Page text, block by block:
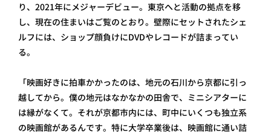
り、2021年にメジャーデビュー。東京へと活動の拠点を移
し、現在の住まいはご覧のとおり。壁際にセットされたシェ
ルフには、ショップ顔負けにDVDやレコードが詰まってい
る。
「映画好きに拍車かかったのは、地元の石川から京都に引っ
越してから。僕の地元はなかなかの田舎で、ミニシアターに
は縁がなくて。それが京都市内には、町中にいくつも独立系
の映画館があるんです。特に大学卒業後は、映画館に通い詰